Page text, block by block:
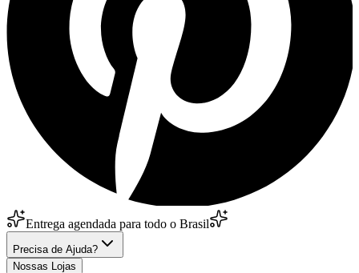
Entrega agendada para todo o Brasil
Precisa de Ajuda?
Nossas Lojas